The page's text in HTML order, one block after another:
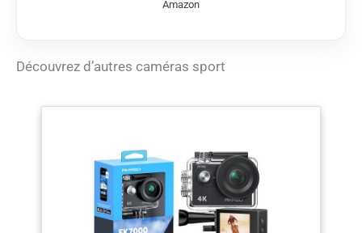
à l'aide de commandes
des Images】
Stabilisation
électronique avancée
de l'image (EIS)
intégrée, votre caméra
Amazon
Découvrez d’autres caméras sport